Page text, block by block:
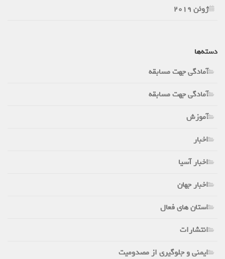
ژوئن 2019
دسته‌ها
آمادگی جهت مسابقه
آمادگی جهت مسابقه
آموزش
اخبار
اخبار آسیا
اخبار جهان
استان های فعال
انتشارات
ایمنی و جلوگیری از مصدومیت